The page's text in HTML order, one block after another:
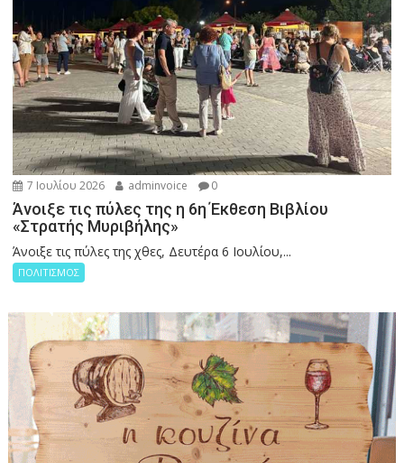
7 Ιουλίου 2026 adminvoice 0
Άνοιξε τις πύλες της η 6η Έκθεση Βιβλίου
«Στρατής Μυριβήλης»
Άνοιξε τις πύλες της χθες, Δευτέρα 6 Ιουλίου,...
ΠΟΛΙΤΙΣΜΟΣ